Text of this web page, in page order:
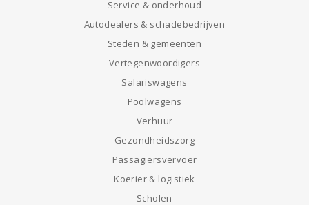
Service & onderhoud
Autodealers & schadebedrijven
Steden & gemeenten
Vertegenwoordigers
Salariswagens
Poolwagens
Verhuur
Gezondheidszorg
Passagiersvervoer
Koerier & logistiek
Scholen